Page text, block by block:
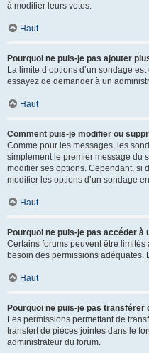
à modifier leurs votes.
Haut
Pourquoi ne puis-je pas ajouter
La limite d’options d’un sondage
essayez de demander à un
Haut
Comment puis-je modifier ou
Comme pour les messages, les
simplement le premier message du
modifier ses options. Cependant, si
modifier les options d’un sondage
Haut
Pourquoi ne puis-je pas accéder à
Certains forums peuvent être
besoin des permissions adéquates.
Haut
Pourquoi ne puis-je pas transférer
Les permissions permettant de
transfert de pièces jointes dans le
administrateur du forum.